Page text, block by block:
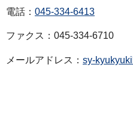
電話： 045-334-6413
ファクス：045-334-6710
メールアドレス： sy-